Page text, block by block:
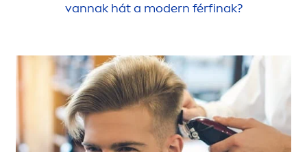
vannak hát a modern férfinak?